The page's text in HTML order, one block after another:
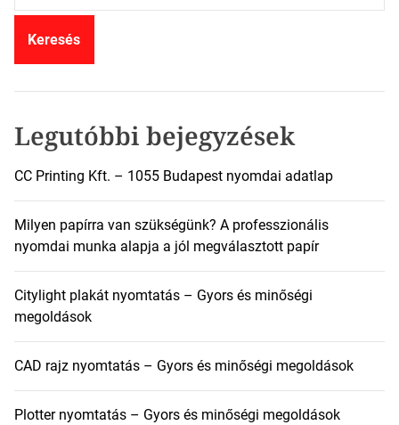
r
Legutóbbi bejegyzések
CC Printing Kft. – 1055 Budapest nyomdai adatlap
Milyen papírra van szükségünk? A professzionális
nyomdai munka alapja a jól megválasztott papír
Citylight plakát nyomtatás – Gyors és minőségi
megoldások
CAD rajz nyomtatás – Gyors és minőségi megoldások
Plotter nyomtatás – Gyors és minőségi megoldások